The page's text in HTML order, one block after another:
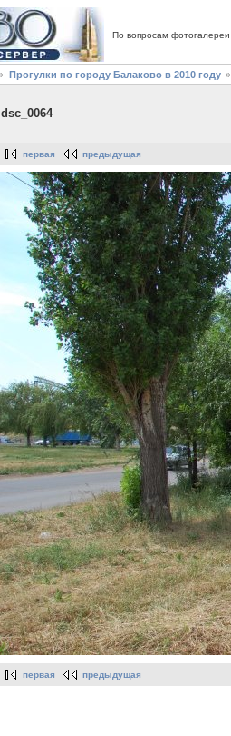
По вопросам
Прогулки по городу Балаково в 2010 году
dsc_0064
первая предыдущая
первая предыдущая